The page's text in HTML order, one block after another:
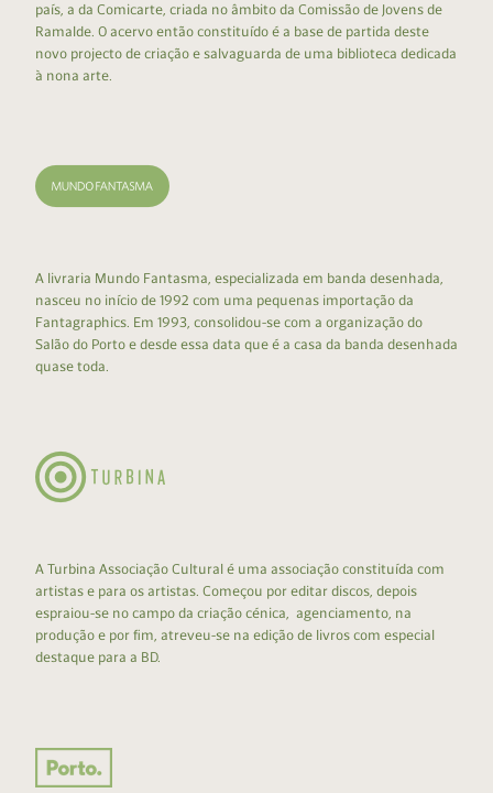
país, a da Comicarte, criada no âmbito da Comissão de Jovens de
Ramalde. O acervo então constituído é a base de partida deste
novo projecto de criação e salvaguarda de uma biblioteca dedicada
à nona arte.
A livraria Mundo Fantasma, especializada em banda desenhada,
nasceu no início de 1992 com uma pequenas importação da
Fantagraphics. Em 1993, consolidou-se com a organização do
Salão do Porto e desde essa data que é a casa da banda desenhada
quase toda.
A Turbina Associação Cultural é uma associação constituída com
artistas e para os artistas. Começou por editar discos, depois
espraiou-se no campo da criação cénica, agenciamento, na
produção e por fim, atreveu-se na edição de livros com especial
destaque para a BD.